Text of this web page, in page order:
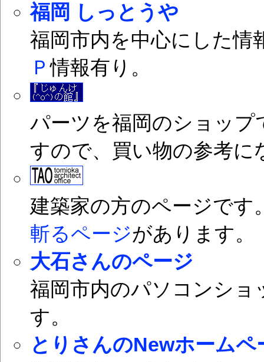
福岡 しっとうや
福岡市内を中心にした情
Ｐ情報有り。
パーツを福岡のショッ
すので、買い物の参考に
建築家の方のページです
斬るページがあります。
大石さんのページ
福岡市内のパソコンシ
す。
とりさんのNewホームペ